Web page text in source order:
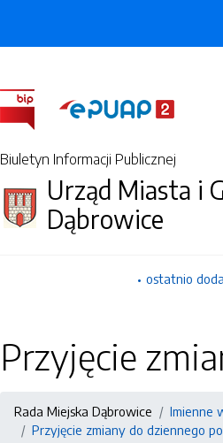
Biuletyn Informacji Publicznej
Urząd Miasta i
Dąbrowice
ostatnio
Przyjęcie
Rada Miejska Dąbrowice Imienne
Przyjęcie zmiany do dziennego